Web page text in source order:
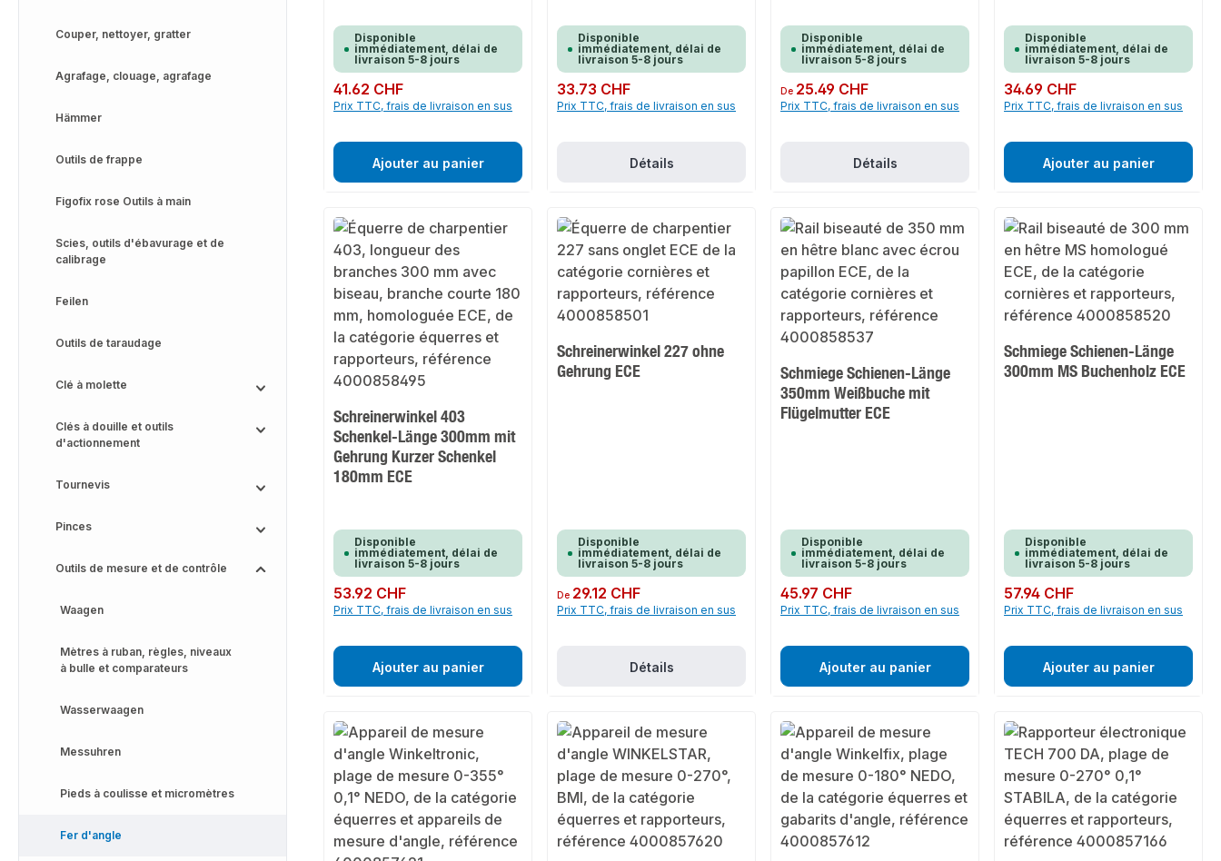
Couper, nettoyer, gratter
Agrafage, clouage, agrafage
Hämmer
Outils de frappe
Figofix rose Outils à main
Scies, outils d'ébavurage et de
calibrage
Feilen
Outils de taraudage
Clé à molette
Clés à douille et outils
d'actionnement
Tournevis
Pinces
Outils de mesure et de contrôle
Waagen
Mètres à ruban, règles, niveaux
à bulle et comparateurs
Wasserwaagen
Messuhren
Pieds à coulisse et micromètres
Fer d'angle
Disponible
immédiatement, délai de
livraison 5-8 jours
Prix régulier :
41.62 CHF
Prix TTC, frais de livraison en sus
Ajouter au panier
Disponible
immédiatement, délai de
livraison 5-8 jours
Prix régulier :
33.73 CHF
Prix TTC, frais de livraison en sus
Détails
Disponible
immédiatement, délai de
livraison 5-8 jours
Prix régulier :
De 25.49 CHF
Prix TTC, frais de livraison en sus
Détails
Disponible
immédiatement, délai de
livraison 5-8 jours
Prix régulier :
34.69 CHF
Prix TTC, frais de livraison en sus
Ajouter au panier
Schreinerwinkel 403
Schenkel-Länge 300mm mit
Gehrung Kurzer Schenkel
180mm ECE
Disponible
immédiatement, délai de
livraison 5-8 jours
Prix régulier :
53.92 CHF
Prix TTC, frais de livraison en sus
Ajouter au panier
Schreinerwinkel 227 ohne
Gehrung ECE
Disponible
immédiatement, délai de
livraison 5-8 jours
Prix régulier :
De 29.12 CHF
Prix TTC, frais de livraison en sus
Détails
Schmiege Schienen-Länge
350mm Weißbuche mit
Flügelmutter ECE
Disponible
immédiatement, délai de
livraison 5-8 jours
Prix régulier :
45.97 CHF
Prix TTC, frais de livraison en sus
Ajouter au panier
Schmiege Schienen-Länge
300mm MS Buchenholz ECE
Disponible
immédiatement, délai de
livraison 5-8 jours
Prix régulier :
57.94 CHF
Prix TTC, frais de livraison en sus
Ajouter au panier